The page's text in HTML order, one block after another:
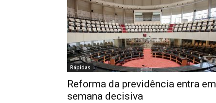
Rápidas
Reforma da previdência entra em
semana decisiva